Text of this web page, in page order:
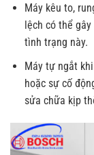
Máy kêu to,
lệch có thể
tình trạng này.
Máy tự ngắt
hoặc sự cố
sửa chữa kịp